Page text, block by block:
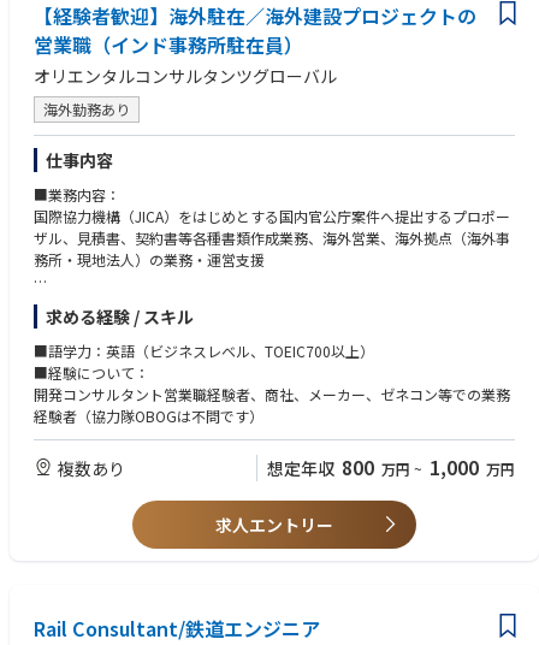
頂く流れとなりますが、
応募に向けた資料作成のアドバイスや、面接に向けた対策等を実施させて
頂きます。
50年、100年先の未来を見据えて事業を構築していくには、新しい発想を
持った人財が必要です。
特に変化のスピードが加速しているこれからは、金融やIT、エネルギーな
ど、不動産業界以外との掛け算で生まれるビジネスチャンスも多くなって
いくでしょう。
キャリア入社の方へは、様々な分野での経験やそれに基づく先見性、チャ
レンジ精神を期待しています。また、入社後には、実務を通じて、また、
研修やジョブローテーションを通して成長を続け、将来的にはグループ全
体を牽引できるような人を目指してほしいと思っています。
【経験者歓迎】海外駐在／海外建設プロジェクトの
営業職（インド事務所駐在員）
オリエンタルコンサルタンツグローバル
海外勤務あり
仕事内容
■業務内容：
国際協力機構（JICA）をはじめとする国内官公庁案件へ提出するプロポー
ザル、見積書、契約書等各種書類作成業務、海外営業、海外拠点（海外事
務所・現地法人）の業務・運営支援
■業務の特徴：
情報収集等のリサーチ系の業務や評価業務から、技術協力プロジェクトに
おける事業実施まで、プロジェクトの上流から下流までを幅広く網羅し、
対応できる“総合力”が当社の強みです。
営業部門は、途上国の開発プロジェクトの受注に向けて、JICAをはじめと
手続きまで幅広くサポートします。
総合コンサルタントとしての当社の事業分野は多岐にわたり、営業職にも
多様な専門性や視点、柔軟な思考力が求められます。国内にいながら途上
国の開発事業に関わりたい方、一般的な営業職の仕事とはひと味違う面白
各社員の事情に配慮した就業を心がけています。多様なバックグラウンド
求める経験 / スキル
■語学力：英語（ビジネスレベル、TOEIC700以上）
■経験について：
開発コンサルタント営業職経験者、商社、メーカー、ゼネコン等での業務
経験者（協力隊OBOGは不問です）
複数あり 想定年収 800 万円 ~ 1,000 万円
求人エントリー
Rail Consultant/鉄道エンジニア